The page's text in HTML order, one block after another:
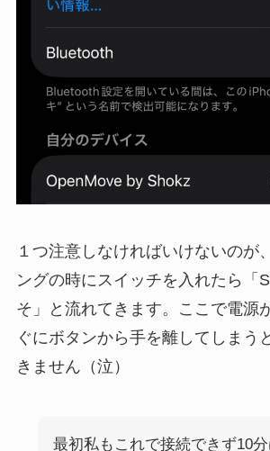
１つ注意しなければいけないのが
ングの時にスイッチを入れたら「
そ」と流れてきます。ここで電源
ぐにボタンから手を離してしまう
きません（泣）
最初私もこれで接続できず10